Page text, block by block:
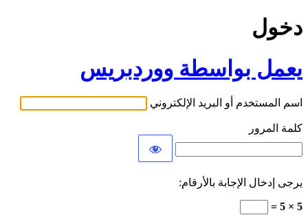
دخول
يعمل بواسطة ووردبريس
اسم المستخدم أو البريد الإلكتروني
كلمة المرور
يرجى إدخال الإجابة بالأرقام:
5 × 5 =